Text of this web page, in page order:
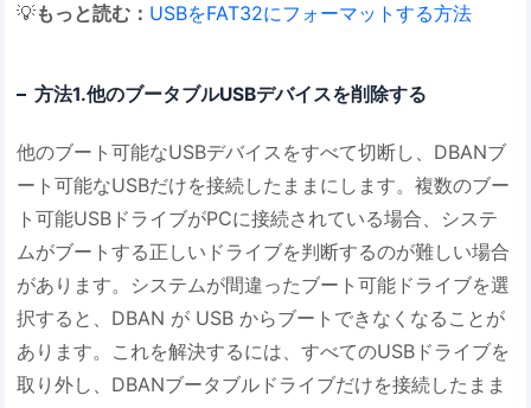
💡もっと読む： USBをFAT32にフォーマットする方法
方法1.他のブータブルUSBデバイスを削除する
他のブート可能なUSBデバイスをすべて切断し、DBANブ
ート可能なUSBだけを接続したままにします。複数のブー
ト可能USBドライブがPCに接続されている場合、システ
ムがブートする正しいドライブを判断するのが難しい場合
があります。システムが間違ったブート可能ドライブを選
択すると、DBAN が USB からブートできなくなることが
あります。これを解決するには、すべてのUSBドライブを
取り外し、DBANブータブルドライブだけを接続したまま